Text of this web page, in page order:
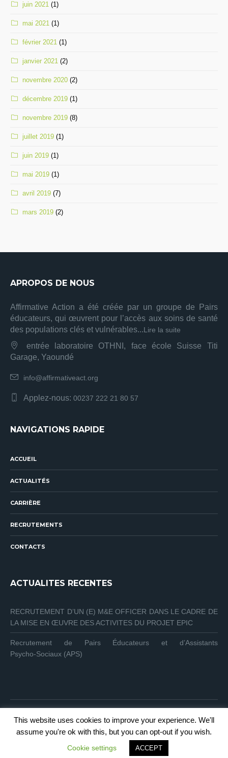
juin 2021 (1)
mai 2021 (1)
février 2021 (1)
janvier 2021 (2)
novembre 2020 (2)
décembre 2019 (1)
novembre 2019 (8)
juillet 2019 (1)
juin 2019 (1)
mai 2019 (1)
avril 2019 (7)
mars 2019 (2)
APROPOS DE NOUS
Affirmative Action a été créée par un groupe de Pairs
éducateurs, qui œuvrent pour l’accès aux soins de santé
des populations clés et vulnérables...Lire la suite
entrée laboratoire OTHNI, face école Suisse Titi
Garage, Yaoundé
info@affirmativeact.org
Applez-nous:00237 222 21 80 57
NAVIGATIONS RAPIDE
ACCUEIL
ACTUALITÉS
CARRIÈRE
RECRUTEMENTS
CONTACTS
ACTUALITES RECENTES
RECRUTEMENT D’UN (E) M&E OFFICER DANS LE CADRE DE
LA MISE EN ŒUVRE DES ACTIVITES DU PROJET EPIC
Recrutement de Pairs Éducateurs et d’Assistants
Psycho‑Sociaux (APS)
© 2025 Affirmative Action
This website uses cookies to improve your experience. We'll
assume you're ok with this, but you can opt-out if you wish.
Cookie settings ACCEPT